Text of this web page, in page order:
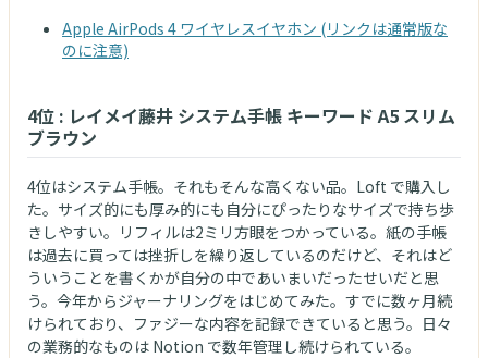
Apple AirPods 4 ワイヤレスイヤホン (リンクは通常版な
のに注意)
4位 : レイメイ藤井 システム手帳 キーワード A5 スリム
ブラウン
4位はシステム手帳。それもそんな高くない品。Loft で購入し
た。サイズ的にも厚み的にも自分にぴったりなサイズで持ち歩
きしやすい。リフィルは2ミリ方眼をつかっている。紙の手帳
は過去に買っては挫折しを繰り返しているのだけど、それはど
ういうことを書くかが自分の中であいまいだったせいだと思
う。今年からジャーナリングをはじめてみた。すでに数ヶ月続
けられており、ファジーな内容を記録できていると思う。日々
の業務的なものは Notion で数年管理し続けられている。